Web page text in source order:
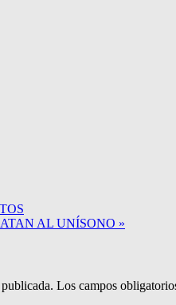
AL UNÍSONO »
Los campos